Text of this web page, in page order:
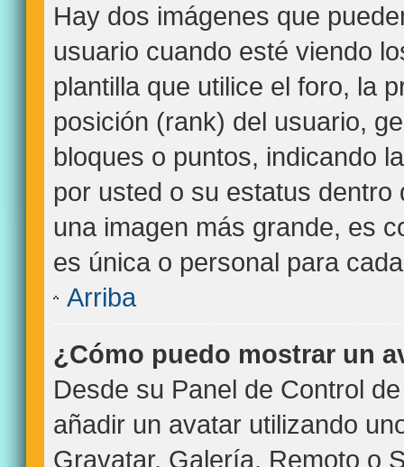
Hay dos imágenes que
usuario cuando esté viendo
plantilla que utilice el foro, la
posición (rank) del usuario,
bloques o puntos, indicando
por usted o su estatus
una imagen más grande, es
es única o personal para
Arriba
¿Cómo puedo mostrar un
Desde su Panel de Control
añadir un avatar utilizando
Gravatar, Galería, Remoto o